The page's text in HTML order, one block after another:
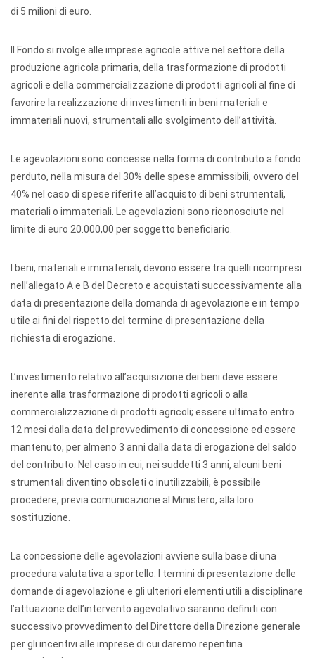
di 5 milioni di euro.
Il Fondo si rivolge alle imprese agricole attive nel settore della
produzione agricola primaria, della trasformazione di prodotti
agricoli e della commercializzazione di prodotti agricoli al fine di
favorire la realizzazione di investimenti in beni materiali e
immateriali nuovi, strumentali allo svolgimento dell’attività.
Le agevolazioni sono concesse nella forma di contributo a fondo
perduto, nella misura del 30% delle spese ammissibili, ovvero del
40% nel caso di spese riferite all’acquisto di beni strumentali,
materiali o immateriali. Le agevolazioni sono riconosciute nel
limite di euro 20.000,00 per soggetto beneficiario.
I beni, materiali e immateriali, devono essere tra quelli ricompresi
nell’allegato A e B del Decreto e acquistati successivamente alla
data di presentazione della domanda di agevolazione e in tempo
utile ai fini del rispetto del termine di presentazione della
richiesta di erogazione.
L’investimento relativo all’acquisizione dei beni deve essere
inerente alla trasformazione di prodotti agricoli o alla
commercializzazione di prodotti agricoli; essere ultimato entro
12 mesi dalla data del provvedimento di concessione ed essere
mantenuto, per almeno 3 anni dalla data di erogazione del saldo
del contributo. Nel caso in cui, nei suddetti 3 anni, alcuni beni
strumentali diventino obsoleti o inutilizzabili, è possibile
procedere, previa comunicazione al Ministero, alla loro
sostituzione.
La concessione delle agevolazioni avviene sulla base di una
procedura valutativa a sportello. I termini di presentazione delle
domande di agevolazione e gli ulteriori elementi utili a disciplinare
l’attuazione dell’intervento agevolativo saranno definiti con
successivo provvedimento del Direttore della Direzione generale
per gli incentivi alle imprese di cui daremo repentina